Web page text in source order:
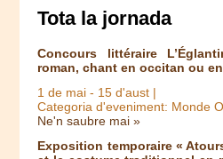
Tota la jornada
Concours littéraire
roman, chant en occitan ou
1 de mai - 15 d'aust |
Categoria d'eveniment: Monde
Ne'n saubre mai »
Exposition temporaire «